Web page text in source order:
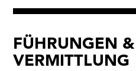
FÜHRUNGEN &
VERMITTLUNG